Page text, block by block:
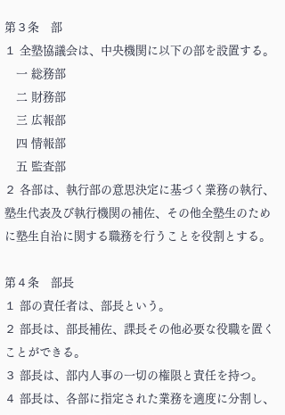
第３条 部
１ 全塾協議会は、中央機関に以下の部を設置する。
一 総務部
二 財務部
三 広報部
四 情報部
五 監査部
２ 各部は、執行部の意思決定に基づく業務の執行、
塾生代表及び執行機関の補佐、その他全塾生のため
に塾生自治に関する職務を行うことを役割とする。
第４条 部長
１ 部の責任者は、部長という。
２ 部長は、部長補佐、課長その他必要な役職を置く
ことができる。
３ 部長は、部内人事の一切の権限と責任を持つ。
４ 部長は、各部に指定された業務を適度に分割し、